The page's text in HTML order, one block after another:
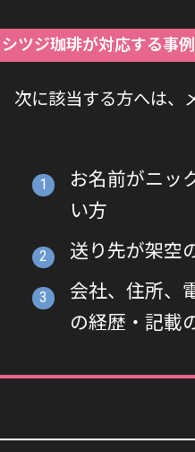
シツジ珈琲が対応する事例
次に該当する方へは、
お名前がニッ
い方
送り先が架空
会社、住所、
の経歴・記載